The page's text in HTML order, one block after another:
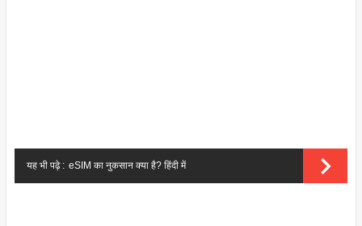
यह भी पढ़े : eSIM का नुकसान क्या है? हिंदी में